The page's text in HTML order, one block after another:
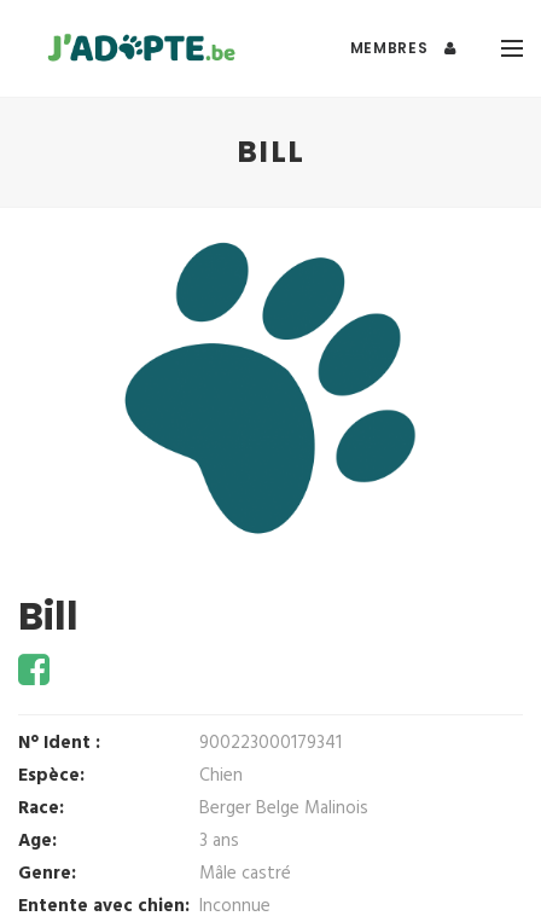
MEMBRES
BILL
Bill
N° Ident :
900223000179341
Espèce:
Chien
Race:
Berger Belge Malinois
Age:
3 ans
Genre:
Mâle castré
Entente avec chien: Inconnue